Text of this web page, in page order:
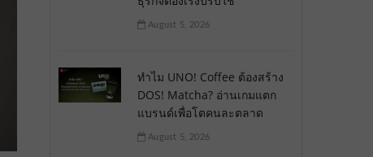
August 5, 2026
ทำไม UNO! Coffee ต้องสร้าง
DOS! Matcha? อ่านเกมแตก
แบรนด์เพื่อโตคนละตลาด
August 5, 2026